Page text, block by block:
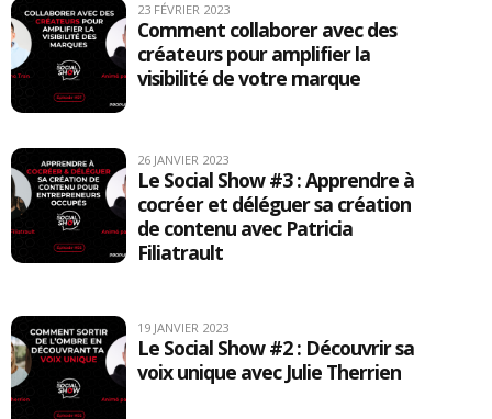
23 FÉVRIER 2023
Comment collaborer avec des
créateurs pour amplifier la
visibilité de votre marque
26 JANVIER 2023
Le Social Show #3 : Apprendre à
cocréer et déléguer sa création
de contenu avec Patricia
Filiatrault
19 JANVIER 2023
Le Social Show #2 : Découvrir sa
voix unique avec Julie Therrien